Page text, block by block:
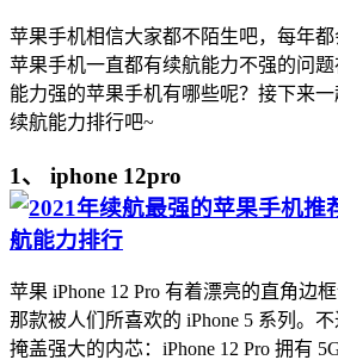
苹果手机相信大家都不陌生吧，每年都
苹果手机一直都有续航能力不强的问
能力强的苹果手机有哪些呢？接下来
续航能力排行吧~
1、 iphone 12pro
苹果 iPhone 12 Pro 有着漂亮的直角边
那款被人们所喜欢的 iPhone 5 系列。
掩盖强大的内芯：iPhone 12 Pro 拥有